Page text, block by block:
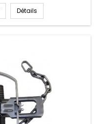
Détails